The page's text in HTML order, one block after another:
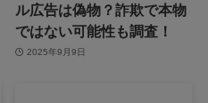
ル広告は偽物？詐欺で本物
ではない可能性も調査！
2025年9月9日